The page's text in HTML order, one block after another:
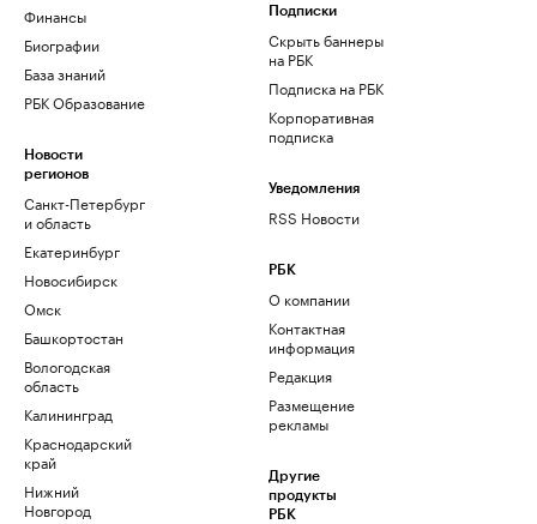
Финансы
Биографии
База знаний
РБК Образование
Новости
регионов
Санкт-Петербург
и область
Екатеринбург
Новосибирск
Омск
Башкортостан
Вологодская
область
Калининград
Краснодарский
край
Нижний
Новгород
Подписки
Скрыть баннеры
на РБК
Подписка на РБК
Корпоративная
подписка
Уведомления
RSS Новости
РБК
О компании
Контактная
информация
Редакция
Размещение
рекламы
Другие
продукты
РБК